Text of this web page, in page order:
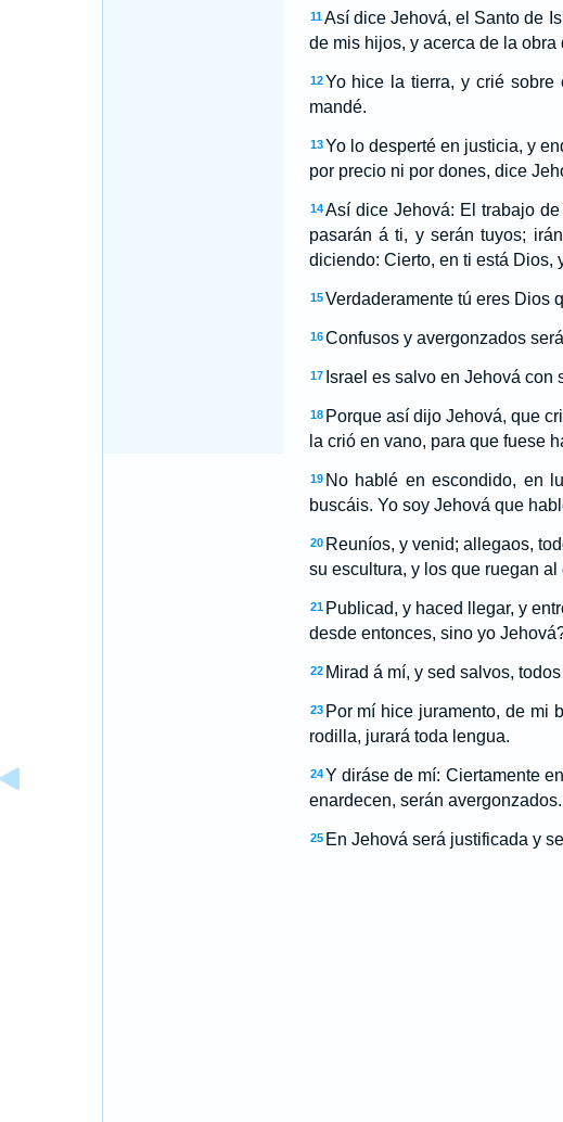
11 Así dice Jehová, el Santo de
de mis hijos, y acerca de la obra
12 Yo hice la tierra, y crié
mandé.
13 Yo lo desperté en justicia, y
por precio ni por dones, dice
14 Así dice Jehová: El trabajo
pasarán á ti, y serán tuyos;
diciendo: Cierto, en ti está Dios,
15 Verdaderamente tú eres Dios
16 Confusos y avergonzados
17 Israel es salvo en Jehová
18 Porque así dijo Jehová, que
la crió en vano, para que fuese
19 No hablé en escondido, en
buscáis. Yo soy Jehová que
20 Reuníos, y venid; allegaos,
su escultura, y los que ruegan
21 Publicad, y haced llegar, y
desde entonces, sino yo
22 Mirad á mí, y sed salvos,
23 Por mí hice juramento, de mi
rodilla, jurará toda lengua.
24 Y diráse de mí: Ciertamente
enardecen, serán avergonzados.
25 En Jehová será justificada y